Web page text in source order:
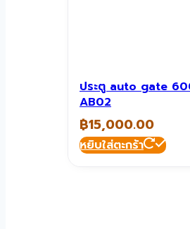
ประตู auto gate
AB02
฿15,000.00
หยิบใส่ตะกร้า